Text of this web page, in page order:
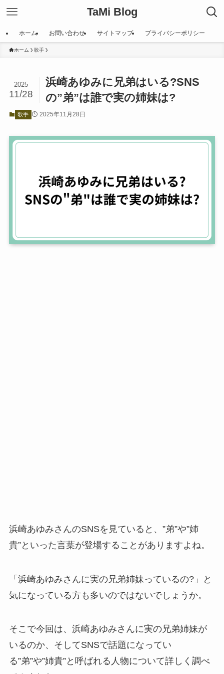
TaMi Blog
ホーム お問い合わせ サイトマップ プライバシーポリシー
ホーム 歌手
浜崎あゆみに兄弟はいる?SNS
の”弟”は誰で実の姉妹は?
2025
11/28
歌手 2025年11月28日
浜崎あゆみさんのSNSを見ていると、”弟”や”姉
貴”といった言葉が登場することがありますよね。
「浜崎あゆみさんに実の兄弟姉妹っているの?」と
気になっている方も多いのではないでしょうか。
そこで今回は、浜崎あゆみさんに実の兄弟姉妹が
いるのか、そしてSNSで話題になってい
る”弟”や”姉貴”と呼ばれる人物について詳しく調べ